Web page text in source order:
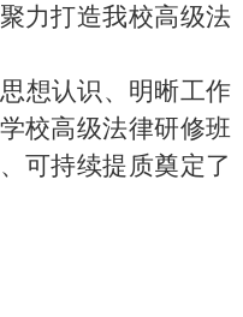
力打造我校高级法
认识、明晰工作
校高级法律研修班
可持续提质奠定了